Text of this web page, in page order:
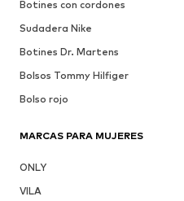
Botines con cordones
Sudadera Nike
Botines Dr. Martens
Bolsos Tommy Hilfiger
Bolso rojo
MARCAS PARA MUJERES
ONLY
VILA